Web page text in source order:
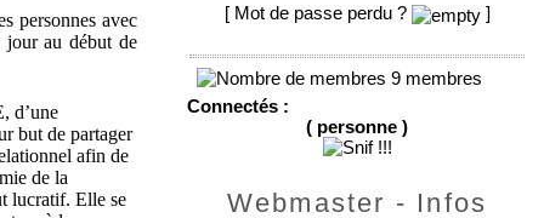
personnes avec
au début de
d’une
but de partager
afin de
de la
lucratif. Elle se
[ Mot de passe perdu ?
]
9 membres
Connectés :
( personne )
Webmaster - Infos